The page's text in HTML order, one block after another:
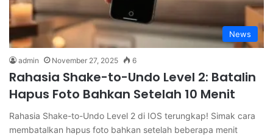
News
admin November 27, 2025 6
Rahasia Shake-to-Undo Level 2: Batalin
Hapus Foto Bahkan Setelah 10 Menit
Rahasia Shake-to-Undo Level 2 di IOS terungkap! Simak cara
membatalkan hapus foto bahkan setelah beberapa menit